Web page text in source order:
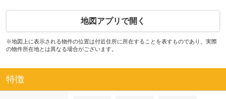
地図アプリで開く
※地図上に表示される物件の位置は付近住所に所在することを表すものであり、実際
の物件所在地とは異なる場合がございます。
特徴